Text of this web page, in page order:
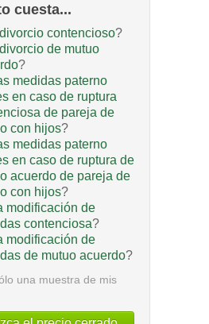
cuesta...
contencioso?
de mutuo
?
medidas paterno
en caso de ruptura
de pareja de
con hijos?
medidas paterno
en caso de ruptura de
acuerdo de pareja de
con hijos?
modificación de
contenciosa?
modificación de
de mutuo acuerdo?
una muestra de mis